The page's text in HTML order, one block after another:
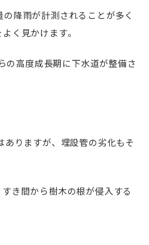
降雨が計測されることが多く
く見かけます。
の高度成長期に下水道が整備さ
りますが、埋設管の劣化もそ
き間から樹木の根が侵入する